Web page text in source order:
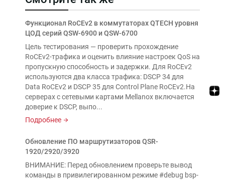
Функционал RoCEv2 в коммутаторах QTECH уровня
ЦОД серий QSW-6900 и QSW-6700
Цель тестирования — проверить прохождение
RoCEv2-трафика и оценить влияние настроек QoS на
пропускную способность и задержки. Для RoCEv2
используются два класса трафика: DSCP 34 для
Data RoCEv2 и DSCP 35 для Control Plane RoCEv2.На
серверах с сетевыми картами Mellanox включается
доверие к DSCP, выпо...
Подробнее
Обновление ПО маршрутизаторов QSR-
1920/2920/3920
ВНИМАНИЕ: Перед обновлением проверьте вывод
команды в привилегированном режиме #debug bsp-